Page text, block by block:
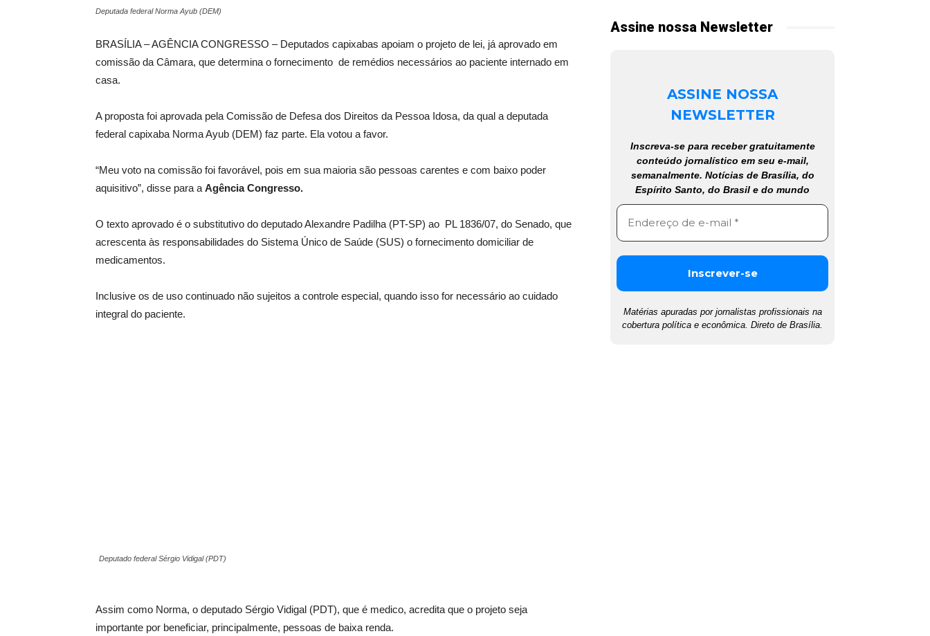
Deputada federal Norma Ayub (DEM)
BRASÍLIA – AGÊNCIA CONGRESSO – Deputados capixabas apoiam o projeto de lei, já aprovado em
comissão da Câmara, que determina o fornecimento de remédios necessários ao paciente internado em
casa.
A proposta foi aprovada pela Comissão de Defesa dos Direitos da Pessoa Idosa, da qual a deputada
federal capixaba Norma Ayub (DEM) faz parte. Ela votou a favor.
“Meu voto na comissão foi favorável, pois em sua maioria são pessoas carentes e com baixo poder
aquisitivo”, disse para a Agência Congresso.
O texto aprovado é o substitutivo do deputado Alexandre Padilha (PT-SP) ao PL 1836/07, do Senado, que
acrescenta às responsabilidades do Sistema Único de Saúde (SUS) o fornecimento domiciliar de
medicamentos.
Inclusive os de uso continuado não sujeitos a controle especial, quando isso for necessário ao cuidado
integral do paciente.
Deputado federal Sérgio Vidigal (PDT)
Assim como Norma, o deputado Sérgio Vidigal (PDT), que é medico, acredita que o projeto seja
importante por beneficiar, principalmente, pessoas de baixa renda.
Assine nossa Newsletter
ASSINE NOSSA
NEWSLETTER
Inscreva-se para receber gratuitamente
conteúdo jornalístico em seu e-mail,
semanalmente. Notícias de Brasília, do
Espírito Santo, do Brasil e do mundo
Matérias apuradas por jornalistas profissionais na
cobertura política e econômica. Direto de Brasília.